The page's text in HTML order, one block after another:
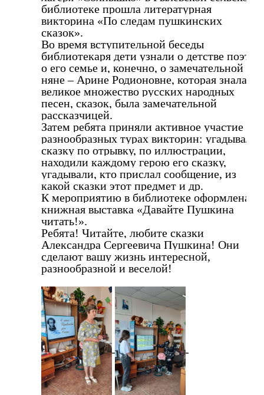
библиотеке прошла литературная
викторина «По следам пушкинских
сказок».
Во время вступительной беседы
библиотекаря дети узнали о детстве поэта,
о его семье и, конечно, о замечательной
няне – Арине Родионовне, которая знала
великое множество русских народных
песен, сказок, была замечательной
рассказчицей.
Затем ребята приняли активное участие в
разнообразных турах викторин: угадывали
сказку по отрывку, по иллюстрации,
находили каждому герою его сказку,
угадывали, кто прислал сообщение, из
какой сказки этот предмет и др.
К мероприятию в библиотеке оформлена
книжная выставка «Давайте Пушкина
читать!».
Ребята! Читайте, любите сказки
Александра Сергеевича Пушкина! Они
сделают вашу жизнь интересной,
разнообразной и веселой!